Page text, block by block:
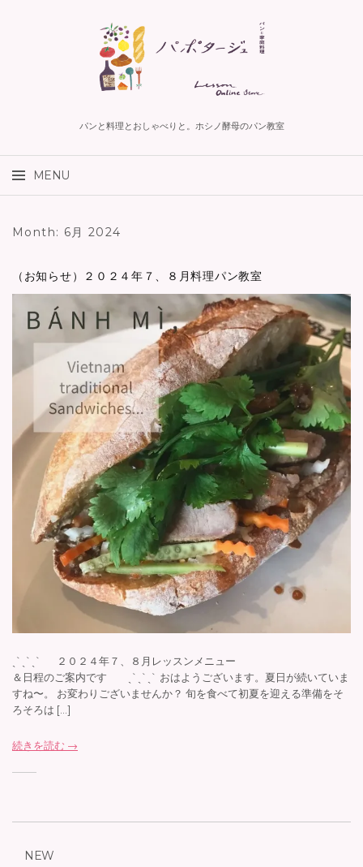
パンと料理とおしゃべりと。ホシノ酵母のパン教室
MENU
ン
ン
ツ
ッ
Month: 6月 2024
（お知らせ）２０２４年７、８月料理パン教室
ˏˋˏˋˏˋ ２０２４年７、８月レッスンメニュー
＆日程のご案内です ˏˋˏˋˏˋ おはようございます。夏日が続いていま
すね〜。 お変わりございませんか？ 旬を食べて初夏を迎える準備をそ
ろそろは […]
続きを読む →
NEW